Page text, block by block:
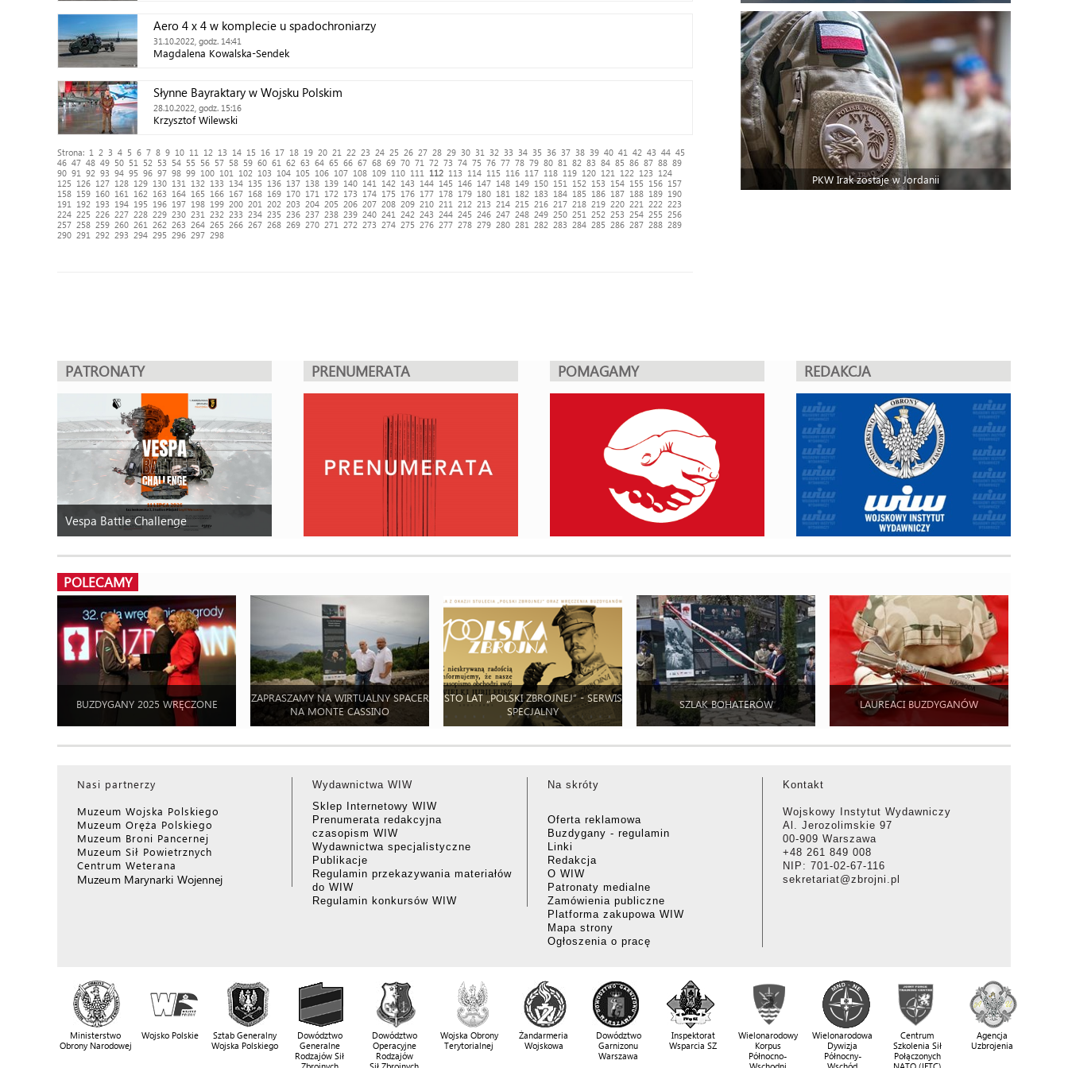
Aero 4 x 4 w komplecie u spadochroniarzy
31.10.2022, godz. 14:41
Magdalena Kowalska-Sendek
Słynne Bayraktary w Wojsku Polskim
28.10.2022, godz. 15:16
Krzysztof Wilewski
Strona: 1 2 3 4 5 6 7 8 9 10 11 12 13 14 15 16 17 18 19 20 21 22 23 24 25 26 27 28 29 30 31 32 33 34 35 36 37 38 39 40 41 42 43 44 45
46 47 48 49 50 51 52 53 54 55 56 57 58 59 60 61 62 63 64 65 66 67 68 69 70 71 72 73 74 75 76 77 78 79 80 81 82 83 84 85 86 87 88 89
90 91 92 93 94 95 96 97 98 99 100 101 102 103 104 105 106 107 108 109 110 111 112 113 114 115 116 117 118 119 120 121 122 123
124
125
126 127 128 129 130 131 132 133 134 135 136 137 138 139 140 141 142 143 144 145 146 147 148 149 150 151 152 153 154 155 156 157
158 159 160 161 162 163 164 165 166 167 168 169 170 171 172 173 174 175 176 177 178 179 180 181 182 183 184 185 186 187 188 189 190
191
192 193 194 195 196 197 198 199 200 201 202 203 204 205 206 207 208 209 210 211 212 213 214 215 216 217 218 219 220 221 222
223
224 225 226 227 228 229 230 231 232 233 234 235 236 237 238 239 240 241 242 243 244 245 246 247 248 249 250 251 252 253 254 255
256
257 258 259 260 261 262 263 264 265 266 267 268 269 270 271 272 273 274 275 276 277 278 279 280 281 282 283 284 285 286 287 288 289
290 291 292 293 294 295 296 297 298
PKW Irak zostaje w Jordanii
PATRONATY
Vespa Battle Challenge
PRENUMERATA POMAGAMY REDAKCJA
POLECAMY
BUZDYGANY 2025 WRĘCZONE
ZAPRASZAMY NA WIRTUALNY SPACER
NA MONTE CASSINO
STO LAT „POLSKI ZBROJNEJ” - SERWIS
SPECJALNY
SZLAK BOHATERÓW LAUREACI BUZDYGANÓW
Nasi partnerzy
Muzeum Wojska Polskiego
Muzeum Oręża Polskiego
Muzeum Broni Pancernej
Muzeum Sił Powietrznych
Centrum Weterana
Muzeum Marynarki Wojennej
Wydawnictwa WIW
Sklep Internetowy WIW
Prenumerata redakcyjna
czasopism WIW
Wydawnictwa specjalistyczne
Publikacje
Regulamin przekazywania materiałów
do WIW
Regulamin konkursów WIW
Na skróty
Oferta reklamowa
Buzdygany - regulamin
Linki
Redakcja
O WIW
Patronaty medialne
Zamówienia publiczne
Platforma zakupowa WIW
Mapa strony
Ogłoszenia o pracę
Kontakt
Wojskowy Instytut Wydawniczy
Al. Jerozolimskie 97
00-909 Warszawa
+48 261 849 008
NIP: 701-02-67-116
sekretariat@zbrojni.pl
Ministerstwo
Obrony Narodowej
Wojsko Polskie
Sztab Generalny
Wojska Polskiego
Dowództwo
Generalne
Rodzajów Sił
Dowództwo
Operacyjne
Rodzajów
Wojska Obrony
Terytorialnej
Żandarmeria
Wojskowa
Dowództwo
Garnizonu
Warszawa
Inspektorat
Wsparcia SZ
Wielonarodowy
Korpus
Północno-
Wielonarodowa
Dywizja
Północny-
Centrum
Szkolenia Sił
Połączonych
Agencja
Uzbrojenia